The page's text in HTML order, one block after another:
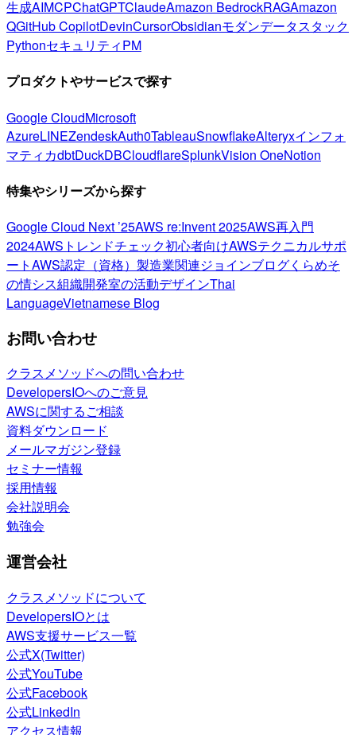
生成AIMCPChatGPTClaudeAmazon BedrockRAGAmazon
QGitHub CopilotDevinCursorObsidianモダンデータスタック
PythonセキュリティPM
プロダクトやサービスで探す
Google CloudMicrosoft
AzureLINEZendeskAuth0TableauSnowflakeAlteryxインフォ
マティカdbtDuckDBCloudflareSplunkVision OneNotion
特集やシリーズから探す
Google Cloud Next ’25AWS re:Invent 2025AWS再入門
2024AWSトレンドチェック初心者向けAWSテクニカルサポ
ートAWS認定（資格） 製造業関連ジョインブログくらめそ
の情シス組織開発室の活動デザインThai
LanguageVietnamese Blog
お問い合わせ
クラスメソッドへの問い合わせ
DevelopersIOへのご意見
AWSに関するご相談
資料ダウンロード
メールマガジン登録
セミナー情報
採用情報
会社説明会
勉強会
運営会社
クラスメソッドについて
DevelopersIOとは
AWS支援サービス一覧
公式X(Twitter)
公式YouTube
公式Facebook
公式LinkedIn
アクセス情報